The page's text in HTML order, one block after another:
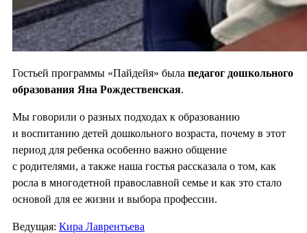
Гостьей программы «Пайдейя» была педагог дошкольного
образования Яна Рождественская.
Мы говорили о разных подходах к образованию
и воспитанию детей дошкольного возраста, почему в этот
период для ребенка особенно важно общение
с родителями, а также наша гостья рассказала о том, как
росла в многодетной православной семье и как это стало
основой для ее жизни и выбора профессии.
Ведущая: Кира Лаврентьева